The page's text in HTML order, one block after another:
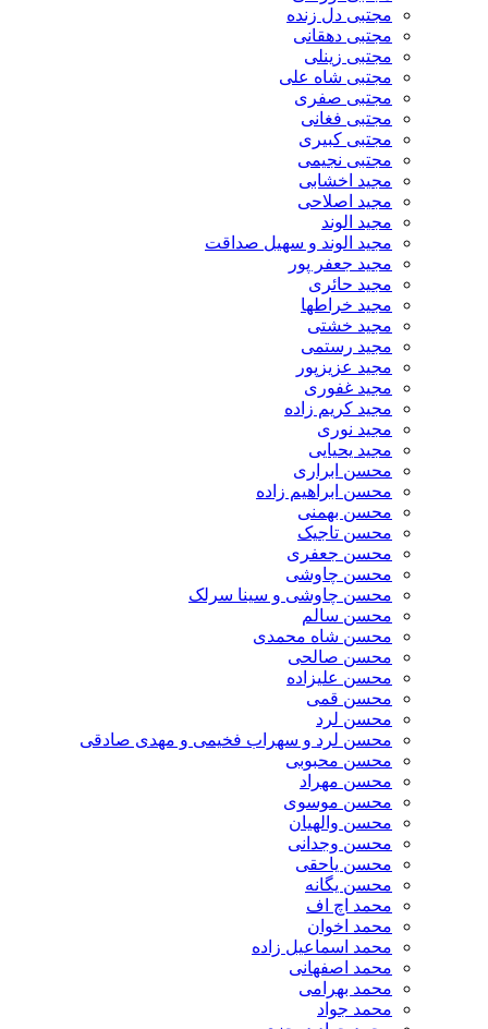
مجتبی دل زنده
مجتبی دهقانی
مجتبی زینلی
مجتبی شاه علی
مجتبی صفری
مجتبی فغانی
مجتبی کبیری
مجتبی نجیمی
مجید اخشابی
مجید اصلاحی
مجید الوند‎
مجید الوند و سهیل صداقت
مجید جعفر پور
مجید حائری
مجید خراطها
مجید خشتی
مجید رستمی
مجید عزیزپور
مجید غفوری
مجید کریم زاده
مجید نوری
مجید یحیایی
محسن ابراری
محسن ابراهیم زاده
محسن بهمنی
محسن تاجیک
محسن جعفری
محسن چاوشی
محسن چاوشی و سینا سرلک
محسن سالم
محسن شاه محمدی
محسن صالحی
محسن علیزاده
محسن قمی
محسن لرد
محسن لرد و سهراب فخیمی و مهدی صادقی
محسن محبوبی
محسن مهراد
محسن موسوی
محسن والهیان
محسن وجدانی
محسن یاحقی
محسن یگانه
محمد اچ اف
محمد اخوان
محمد اسماعیل زاده
محمد اصفهانی
محمد بهرامی
محمد جواد